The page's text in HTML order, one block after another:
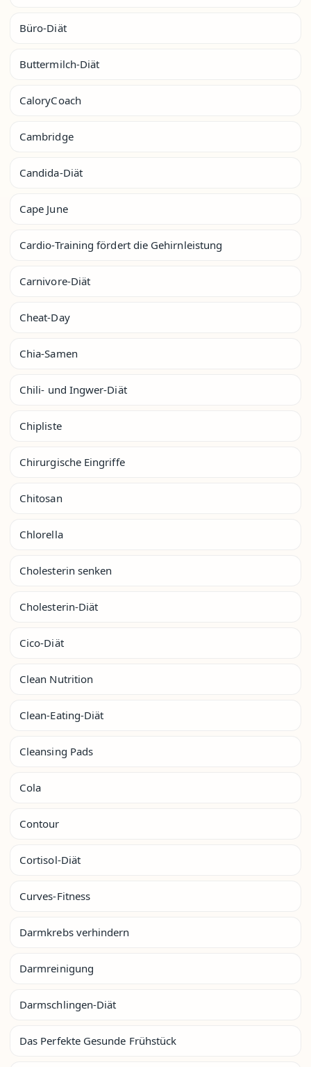
Büro-Diät
Buttermilch-Diät
CaloryCoach
Cambridge
Candida-Diät
Cape June
Cardio-Training fördert die Gehirnleistung
Carnivore-Diät
Cheat-Day
Chia-Samen
Chili- und Ingwer-Diät
Chipliste
Chirurgische Eingriffe
Chitosan
Chlorella
Cholesterin senken
Cholesterin-Diät
Cico-Diät
Clean Nutrition
Clean-Eating-Diät
Cleansing Pads
Cola
Contour
Cortisol-Diät
Curves-Fitness
Darmkrebs verhindern
Darmreinigung
Darmschlingen-Diät
Das Perfekte Gesunde Frühstück